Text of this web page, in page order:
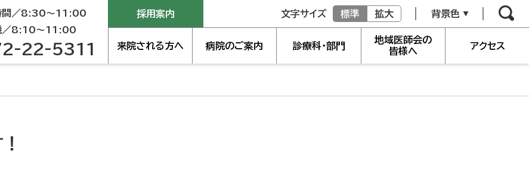
間／8:30～11:00
／8:10～11:00
22-5311
採用案内 文字サイズ 標準 拡大 背景色
来院される方へ 病院のご案内 診療科・部門
地域医師会の
皆様へ
アクセス